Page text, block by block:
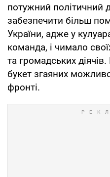
потужний політичний
забезпечити більш
України, адже у
команда, і чимало
та громадських
букет згаяних
фронті.